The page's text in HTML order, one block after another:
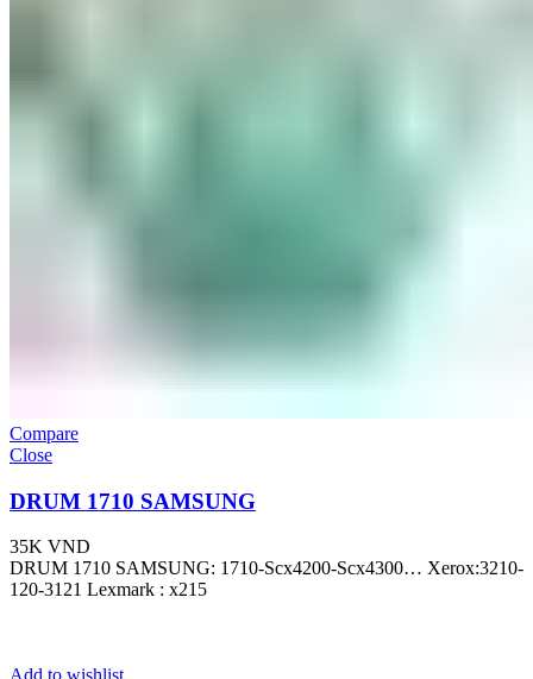
Compare
Close
DRUM 1710 SAMSUNG
35K VND
DRUM 1710 SAMSUNG: 1710-Scx4200-Scx4300… Xerox:3210-
120-3121 Lexmark : x215